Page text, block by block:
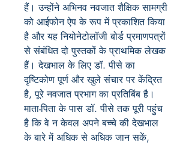
हैं। उन्होंने अभिनव नवजात शैक्षिक सामग्री
को आईफोन ऐप के रूप में प्रकाशित किया
है और यह नियोनेटोलॉजी बोर्ड प्रमाणपत्रों
से संबंधित दो पुस्तकों के प्राथमिक लेखक
हैं। देखभाल के लिए डॉ. पीसे का
दृष्टिकोण पूर्ण और खुले संचार पर केंद्रित
है,पूरे नवजात प्रभाग का प्रतिबिंब है।
माता-पिता के पास डॉ. पीसे तक पूरी पहुंच
है कि वे न केवल अपने बच्चे की देखभाल
के बारे में अधिक से अधिक जान सकें,